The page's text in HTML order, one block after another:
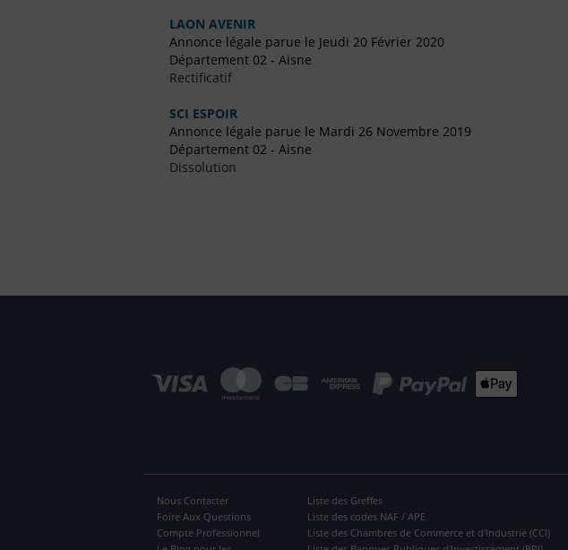
LAON AVENIR
Annonce légale parue le Jeudi 20 Février 2020
Département 02 - Aisne
Rectificatif
SCI ESPOIR
Annonce légale parue le Mardi 26 Novembre 2019
Département 02 - Aisne
Dissolution
Nous Contacter
Foire Aux Questions
Compte Professionnel
Liste des Greffes
Liste des codes NAF / APE
Liste des Chambres de Commerce et d'Industrie (CCI)